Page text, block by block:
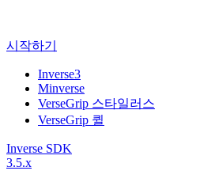
시작하기
Inverse3
Minverse
VerseGrip 스타일러스
VerseGrip 퀼
Inverse SDK
3.5.x